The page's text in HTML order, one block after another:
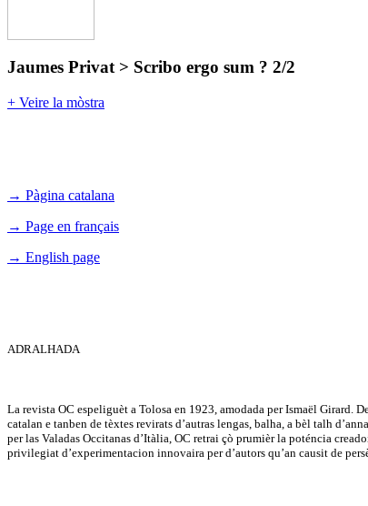
Jaumes Privat > Scribo ergo sum ? 2/2
+ Veire la mòstra
→ Pàgina catalana
→ Page en français
→ English page
ADRALHADA
La revista OC espeliguèt a Tolosa en 1923, amodada per Ismaël Girard.
catalan e tanben de tèxtes revirats d’autras lengas, balha, a bèl talh
per las Valadas Occitanas d’Itàlia, OC retrai çò prumièr la poténcia
privilegiat d’experimentacion innovaira per d’autors qu’an causit de